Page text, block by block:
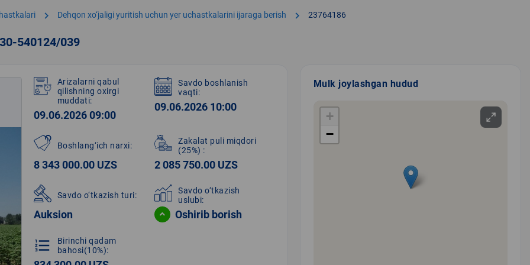
chevron_right Dehqon xo‘jaligi yuritish uchun yer uchastkalarini ijaraga berish chevron_right 23764186
540124/039
Arizalarni qabul
qilishning oxirgi
muddati:
09.06.2026 09:00
Savdo boshlanish
vaqti:
09.06.2026 10:00
Boshlang‘ich narxi:
8 343 000.00 UZS
Zakalat puli miqdori
(25%) :
2 085 750.00 UZS
Savdo o‘tkazish turi:
Auksion
Savdo o‘tkazish
uslubi:
Oshirib borish
format_list_numbered
Birinchi qadam
bahosi(10%):
Mulk joylashgan hudud
+
−